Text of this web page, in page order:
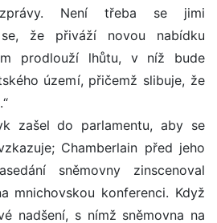
Není třeba se jimi
že přiváží novou nabídku
prodlouží lhůtu, v níž bude
území, přičemž slibuje, že
zašel do parlamentu, aby se
Chamberlain před jeho
sněmovny zinscenoval
mnichovskou konferenci. Když
nadšení, s nímž sněmovna na